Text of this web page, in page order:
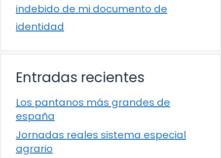
indebido de mi documento de
identidad
Entradas recientes
Los pantanos más grandes de
españa
Jornadas reales sistema especial
agrario